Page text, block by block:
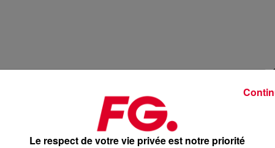
Le respect de votre vie privée est notre priorité